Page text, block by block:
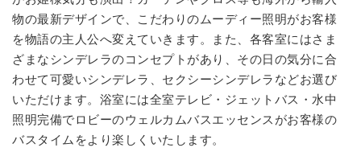
物の最新デザインで、こだわりのムーディー照明がお客様
を物語の主人公へ変えていきます。また、各客室にはさま
ざまなシンデレラのコンセプトがあり、その日の気分に合
わせて可愛いシンデレラ、セクシーシンデレラなどお選び
いただけます。浴室には全室テレビ・ジェットバス・水中
照明完備でロビーのウェルカムバスエッセンスがお客様の
バスタイムをより楽しくいたします。